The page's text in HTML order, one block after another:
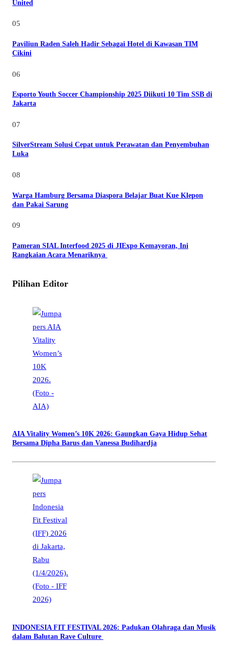
United
05
Paviliun Raden Saleh Hadir Sebagai Hotel di Kawasan TIM
Cikini
06
Esporto Youth Soccer Championship 2025 Diikuti 10 Tim SSB di
Jakarta
07
SilverStream Solusi Cepat untuk Perawatan dan Penyembuhan
Luka
08
Warga Hamburg Bersama Diaspora Belajar Buat Kue Klepon
dan Pakai Sarung
09
Pameran SIAL Interfood 2025 di JIExpo Kemayoran, Ini
Rangkaian Acara Menariknya
Pilihan Editor
AIA Vitality Women’s 10K 2026: Gaungkan Gaya Hidup Sehat
Bersama Dipha Barus dan Vanessa Budihardja
INDONESIA FIT FESTIVAL 2026: Padukan Olahraga dan Musik
dalam Balutan Rave Culture